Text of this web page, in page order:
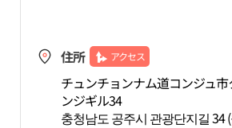
住所 アクセス
チュンチョンナム道コンジュ
ンジギル34
충청남도 공주시 관광단지길 34